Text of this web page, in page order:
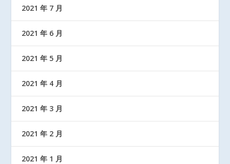
2021 年 7 月
2021 年 6 月
2021 年 5 月
2021 年 4 月
2021 年 3 月
2021 年 2 月
2021 年 1 月